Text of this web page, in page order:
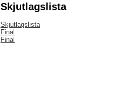
Skjutlagslista
Skjutlagslista
Final
Final